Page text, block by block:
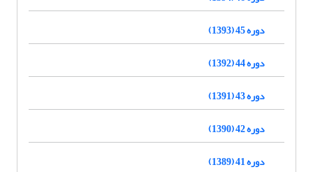
دوره 45 (1393)
دوره 44 (1392)
دوره 43 (1391)
دوره 42 (1390)
دوره 41 (1389)